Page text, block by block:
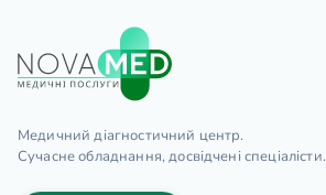
Медичний діагностичний центр.
Сучасне обладнання, досвідчені спеціалісти.